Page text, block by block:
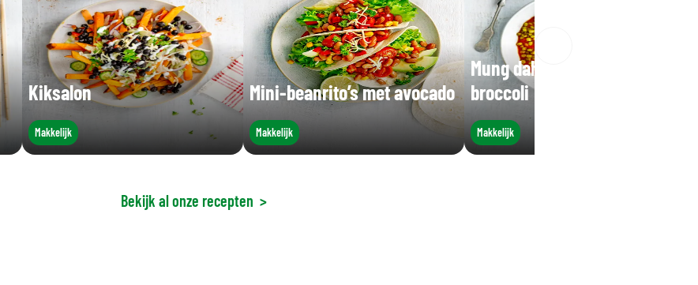
Kiksalon
Makkelijk
Mini-beanrito’s met avocado
Makkelijk
Mung dahl met rijst en
broccoli
Makkelijk
Bekijk al onze recepten >